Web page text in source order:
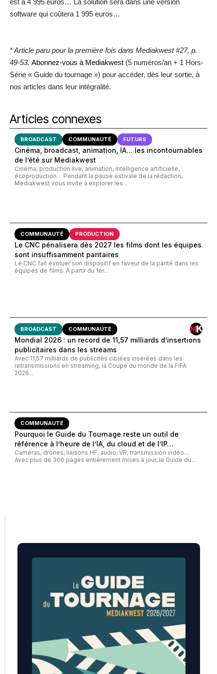
est à 4 995 euros… La solution sera dans une version
software qui coûtera 1 995 euros…
* Article paru pour la première fois dans Mediakwest #27, p.
49-53. Abonnez-vous à Mediakwest (5 numéros/an + 1 Hors-
Série « Guide du tournage ») pour accéder, dès leur sortie, à
nos articles dans leur intégralité.
Articles connexes
BROADCAST COMMUNAUTÉ FUTURS
Cinéma, broadcast, animation, IA… les incontournables
de l’été sur Mediakwest
Cinéma, production live, animation, intelligence artificielle,
écoproduction… Pendant la pause estivale de la rédaction,
Mediakwest vous invite à explorer les...
COMMUNAUTÉ PRODUCTION
Le CNC pénalisera dès 2027 les films dont les équipes
sont insuffisamment paritaires
Le CNC fait évoluer son dispositif en faveur de la parité dans les
équipes de films. À partir du 1er...
BROADCAST COMMUNAUTÉ
Mondial 2026 : un record de 11,57 milliards d’insertions
publicitaires dans les streams
Avec 11,57 milliards de publicités ciblées insérées dans les
retransmissions en streaming, la Coupe du monde de la FIFA
2026...
COMMUNAUTÉ
Pourquoi le Guide du Tournage reste un outil de
référence à l’heure de l’IA, du cloud et de l’IP…
Caméras, drones, liaisons HF, audio, VR, transmission vidéo…
Avec plus de 300 pages entièrement mises à jour, le Guide du...